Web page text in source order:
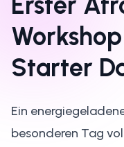
Starter
Ein
besonderen Tag